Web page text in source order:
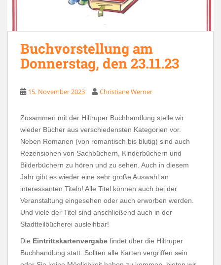
Buchvorstellung am
Donnerstag, den 23.11.23
15. November 2023 Christiane Werner
Zusammen mit der Hiltruper Buchhandlung stelle wir
wieder Bücher aus verschiedensten Kategorien vor.
Neben Romanen (von romantisch bis blutig) sind auch
Rezensionen von Sachbüchern, Kinderbüchern und
Bilderbüchern zu hören und zu sehen. Auch in diesem
Jahr gibt es wieder eine sehr große Auswahl an
interessanten Titeln! Alle Titel können auch bei der
Veranstaltung eingesehen oder auch erworben werden.
Und viele der Titel sind anschließend auch in der
Stadtteilbücherei ausleihbar!
Die Eintrittskartenvergabe findet über die Hiltruper
Buchhandlung statt. Sollten alle Karten vergriffen sein